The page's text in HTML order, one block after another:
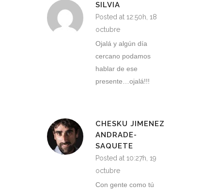
SILVIA
Posted at 12:50h, 18
octubre
Ojalá y algún día
cercano podamos
hablar de ese
presente…ojalá!!!
CHESKU JIMENEZ
ANDRADE-
SAQUETE
Posted at 10:27h, 19
octubre
Con gente como tú